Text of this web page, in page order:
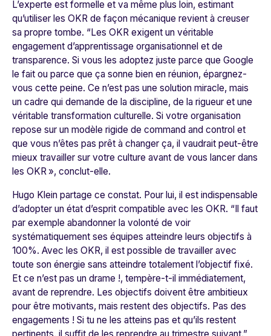
L’experte est formelle et va même plus loin, estimant
qu’utiliser les OKR de façon mécanique revient à creuser
sa propre tombe. “Les OKR exigent un véritable
engagement d’apprentissage organisationnel et de
transparence. Si vous les adoptez juste parce que Google
le fait ou parce que ça sonne bien en réunion, épargnez-
vous cette peine. Ce n’est pas une solution miracle, mais
un cadre qui demande de la discipline, de la rigueur et une
véritable transformation culturelle. Si votre organisation
repose sur un modèle rigide de command and control et
que vous n’êtes pas prêt à changer ça, il vaudrait peut-être
mieux travailler sur votre culture avant de vous lancer dans
les OKR», conclut-elle.
Hugo Klein partage ce constat. Pour lui, il est indispensable
d’adopter un état d’esprit compatible avec les OKR. “ Il faut
par exemple abandonner la volonté de voir
systématiquement ses équipes atteindre leurs objectifs à
100%. Avec les OKR, il est possible de travailler avec
toute son énergie sans atteindre totalement l’objectif fixé.
Et ce n’est pas un drame !, tempère-t-il immédiatement,
avant de reprendre. Les objectifs doivent être ambitieux
pour être motivants, mais restent des objectifs. Pas des
engagements ! Si tu ne les atteins pas et qu’ils restent